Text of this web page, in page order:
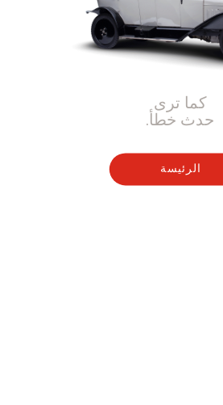
كما ترى
حدث خطأ.
الرئيسة